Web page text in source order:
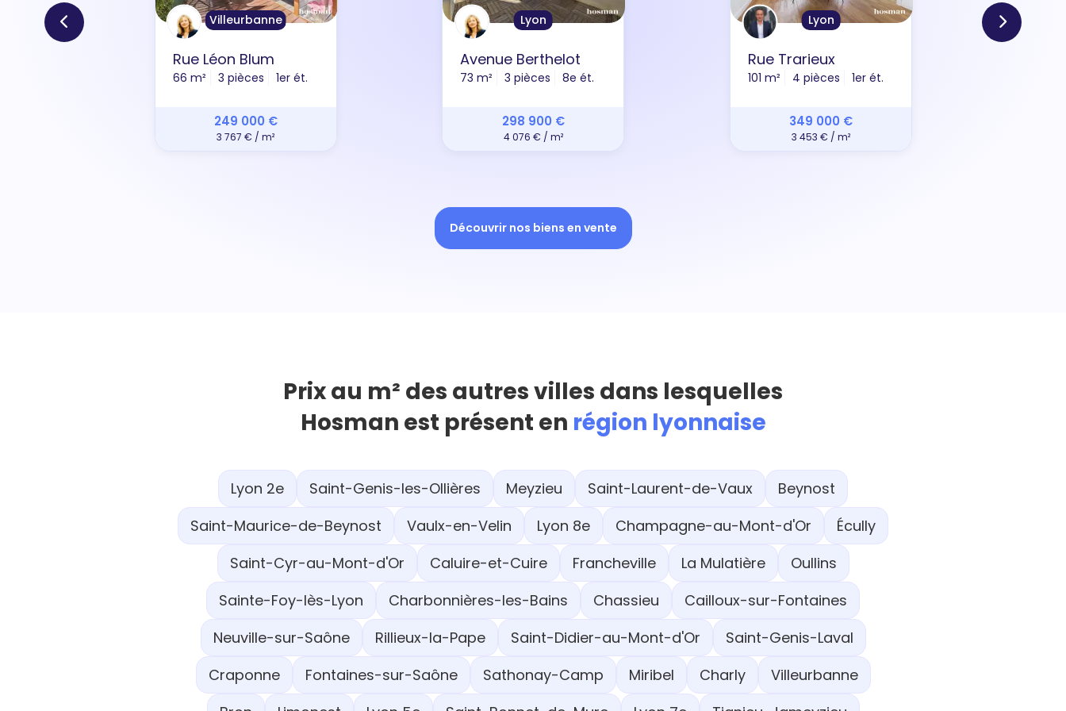
Villeurbanne
Rue Léon Blum
66 m² 3 pièces 1er ét.
249 000 €
3 767 € / m²
Lyon
Avenue Berthelot
73 m² 3 pièces 8e ét.
298 900 €
4 076 € / m²
Lyon
Rue Trarieux
101 m² 4 pièces 1er ét.
349 000 €
3 453 € / m²
Découvrir nos biens en vente
Prix au m² des autres villes dans lesquelles
Hosman est présent en région lyonnaise
Lyon 2e Saint-Genis-les-Ollières Meyzieu Saint-Laurent-de-Vaux
Beynost
Saint-Maurice-de-Beynost
Vaulx-en-Velin Lyon 8e Champagne-au-Mont-d'Or
Écully
Saint-Cyr-au-Mont-d'Or
Caluire-et-Cuire Francheville La Mulatière
Oullins
Sainte-Foy-lès-Lyon
Charbonnières-les-Bains Chassieu
Cailloux-sur-Fontaines
Neuville-sur-Saône
Rillieux-la-Pape Saint-Didier-au-Mont-d'Or
Saint-Genis-Laval
Craponne
Fontaines-sur-Saône Sathonay-Camp Miribel Charly
Villeurbanne